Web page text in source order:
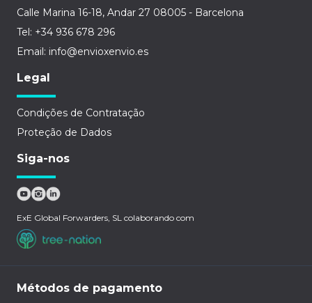
Calle Marina 16-18, Andar 27 08005 - Barcelona
Tel: +34 936 678 296
Email: info@envioxenvio.es
Legal
Condições de Contratação
Proteção de Dados
Siga-nos
ExE Global Forwarders, SL colaborando com
Métodos de pagamento